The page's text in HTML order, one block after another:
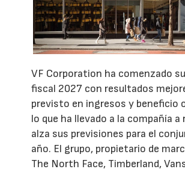
VF Corporation ha comenzado
fiscal 2027 con resultados
previsto en ingresos y beneficio
lo que ha llevado a la compañía a
alza sus previsiones para el
año. El grupo, propietario de
The North Face, Timberland,